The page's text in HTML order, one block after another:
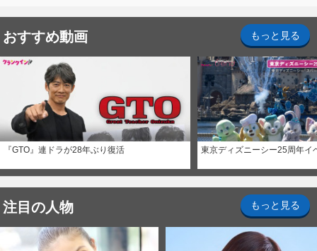
おすすめ動画 もっと見る
『GTO』連ドラが28年ぶり復活 東京ディズニーシー25周年イ
注目の人物 もっと見る